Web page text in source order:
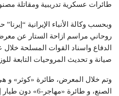
طائرات عسكرية تدريبية ومقاتلة
وبحسب وكالة الأنباء الإيرانية
روحاني مراسم ازاحة الستار عن
الدفاع واسناد القوات المسلحة
صيانة و تحديث المروحيات التابعة
وتم خلال المعرض، طائرة «كوثر» و
الصنع، و طائرة